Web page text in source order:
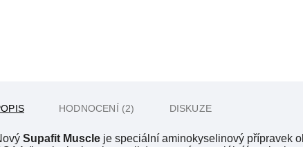
HODNOCENÍ (2) DISKUZE
Supafit Muscle je speciální aminokyselinový přípravek